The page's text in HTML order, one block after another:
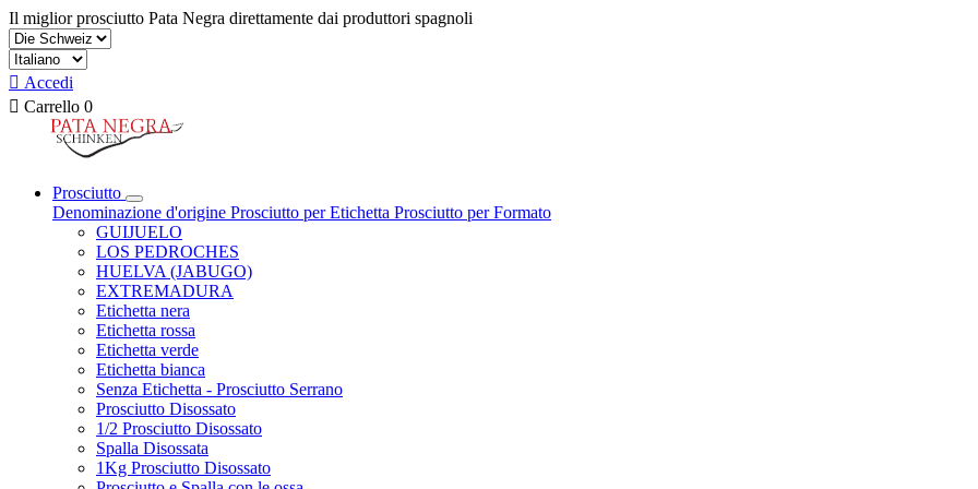
Il miglior prosciutto Pata Negra direttamente dai produttori spagnoli
 Accedi
 Carrello 0
Prosciutto
Denominazione d'origine Prosciutto per Etichetta Prosciutto per Formato
GUIJUELO
LOS PEDROCHES
HUELVA (JABUGO)
EXTREMADURA
Etichetta nera
Etichetta rossa
Etichetta verde
Etichetta bianca
Senza Etichetta - Prosciutto Serrano
Prosciutto Disossato
1/2 Prosciutto Disossato
Spalla Disossata
1Kg Prosciutto Disossato